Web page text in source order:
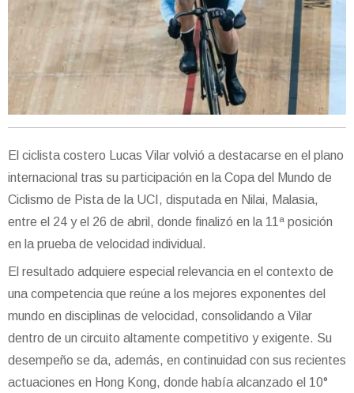
El ciclista costero Lucas Vilar volvió a destacarse en el plano
internacional tras su participación en la Copa del Mundo de
Ciclismo de Pista de la UCI, disputada en Nilai, Malasia,
entre el 24 y el 26 de abril, donde finalizó en la 11ª posición
en la prueba de velocidad individual.
El resultado adquiere especial relevancia en el contexto de
una competencia que reúne a los mejores exponentes del
mundo en disciplinas de velocidad, consolidando a Vilar
dentro de un circuito altamente competitivo y exigente. Su
desempeño se da, además, en continuidad con sus recientes
actuaciones en Hong Kong, donde había alcanzado el 10°